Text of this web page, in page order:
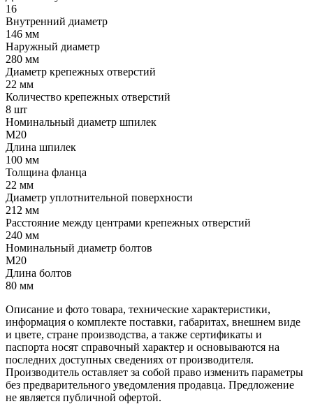
16
Внутренний диаметр
146 мм
Наружный диаметр
280 мм
Диаметр крепежных отверстий
22 мм
Количество крепежных отверстий
8 шт
Номинальный диаметр шпилек
М20
Длина шпилек
100 мм
Толщина фланца
22 мм
Диаметр уплотнительной поверхности
212 мм
Расстояние между центрами крепежных отверстий
240 мм
Номинальный диаметр болтов
М20
Длина болтов
80 мм
Описание и фото товара, технические характеристики,
информация о комплекте поставки, габаритах, внешнем виде
и цвете, стране производства, а также сертификаты и
паспорта носят справочный характер и основываются на
последних доступных сведениях от производителя.
Производитель оставляет за собой право изменить параметры
без предварительного уведомления продавца. Предложение
не является публичной офертой.